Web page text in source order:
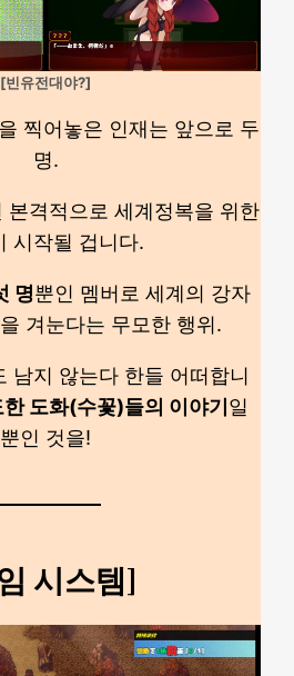
[빈유전대야?]
찍어놓은 인재는 앞으로 두
명.
본격적으로 세계정복을 위한
시작될 겁니다.
명뿐인 멤버로 세계의 강자
겨눈다는 무모한 행위.
남지 않는다 한들 어떠합니
도화(수꽃)들의 이야기 일
뿐인 것을!
시스템]